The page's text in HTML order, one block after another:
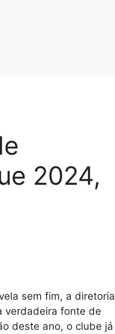
2024,
sem fim, a diretoria
verdadeira fonte de
deste ano, o clube já